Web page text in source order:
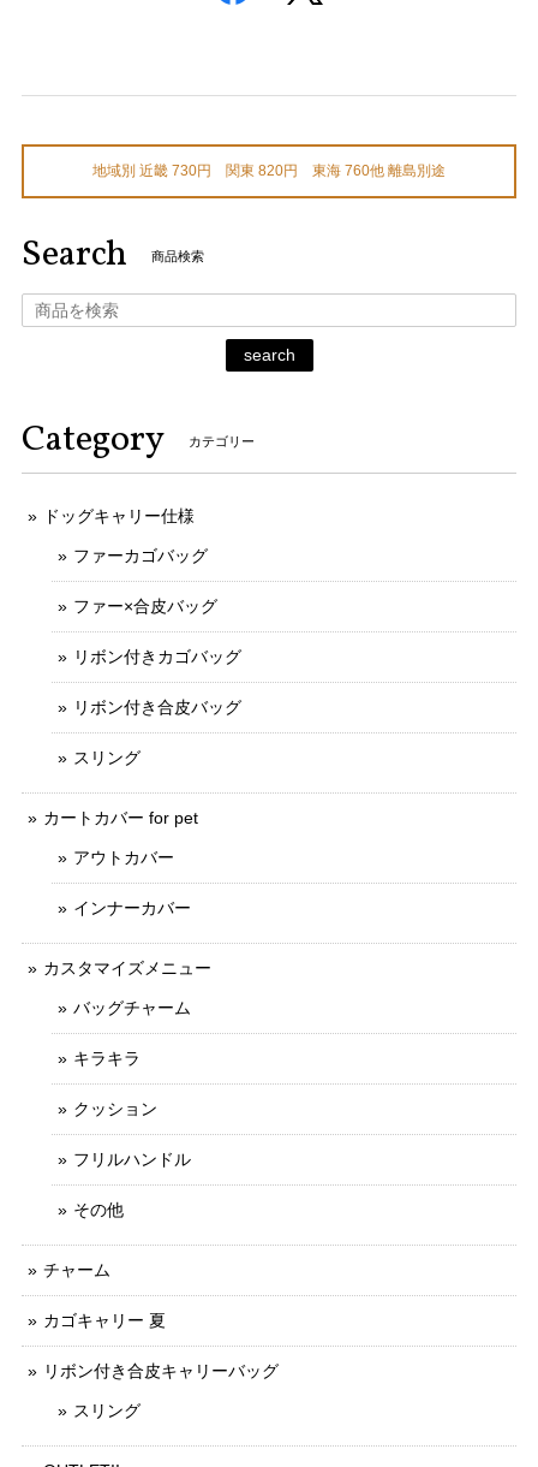
地域別 近畿 730円 関東 820円 東海 760他 離島別途
Search 商品検索
search
Category カテゴリー
ドッグキャリー仕様
ファーカゴバッグ
ファー×合皮バッグ
リボン付きカゴバッグ
リボン付き合皮バッグ
スリング
カートカバー for pet
アウトカバー
インナーカバー
カスタマイズメニュー
バッグチャーム
キラキラ
クッション
フリルハンドル
その他
チャーム
カゴキャリー 夏
リボン付き合皮キャリーバッグ
スリング